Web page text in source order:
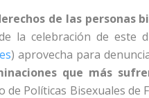
de las personas
la celebración de este
) aprovecha para
que más
Políticas Bisexuales de